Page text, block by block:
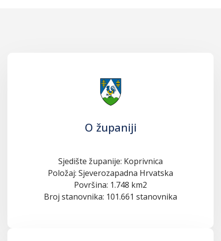
O županiji
Sjedište županije: Koprivnica
Položaj: Sjeverozapadna Hrvatska
Površina: 1.748 km2
Broj stanovnika: 101.661 stanovnika